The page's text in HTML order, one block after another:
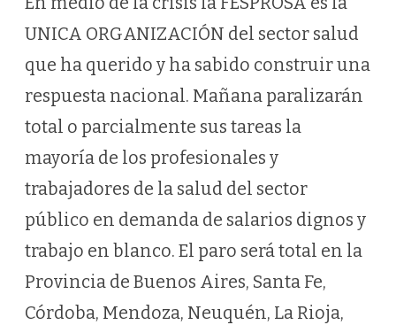
UNICA ORGANIZACIÓN del sector salud
que ha querido y ha sabido construir una
respuesta nacional. Mañana paralizarán
total o parcialmente sus tareas la
mayoría de los profesionales y
trabajadores de la salud del sector
público en demanda de salarios dignos y
trabajo en blanco. El paro será total en la
Provincia de Buenos Aires, Santa Fe,
Córdoba, Mendoza, Neuquén, La Rioja,